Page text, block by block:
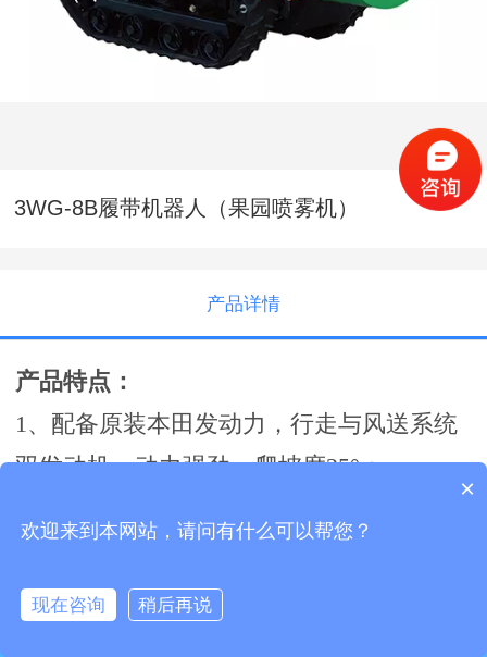
3WG-8B履带机器人（果园喷雾机）
产品详情
产品特点：
1、配备原装本田发动力，行走与风送系统
双发动机，动力强劲，爬坡度25°；
右转、加档、减档、油门加、减）全部采用
马上咨询
×
欢迎来到本网站，请问有什么可以帮您？
现在咨询 稍后再说